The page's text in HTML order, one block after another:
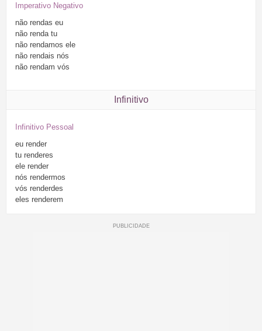
Imperativo Negativo
não rendas eu
não renda tu
não rendamos ele
não rendais nós
não rendam vós
Infinitivo
Infinitivo Pessoal
eu render
tu renderes
ele render
nós rendermos
vós renderdes
eles renderem